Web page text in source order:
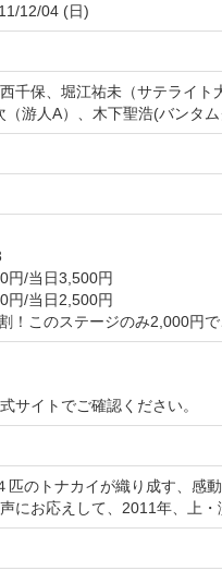
12/04 (日)
千保、堀江祐未（サテライ
（游人A）、木下聖浩(バンタ
/当日3,500円
/当日2,500円
このステージのみ2,000円で
サイトでご確認ください。
匹のトナカイが織り成す、感
にお応えして、2011年、上・